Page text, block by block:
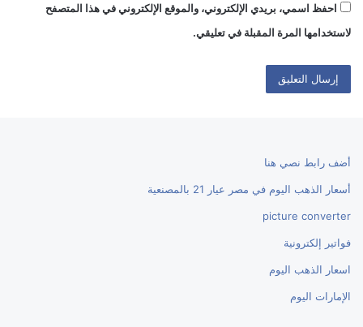
احفظ اسمي، بريدي الإلكتروني، والموقع الإلكتروني في هذا المتصفح
لاستخدامها المرة المقبلة في تعليقي.
أضف رابط نصي هنا
أسعار الذهب اليوم في مصر عيار 21 بالمصنعية
picture converter
فواتير إلكترونية
اسعار الذهب اليوم
الإمارات اليوم